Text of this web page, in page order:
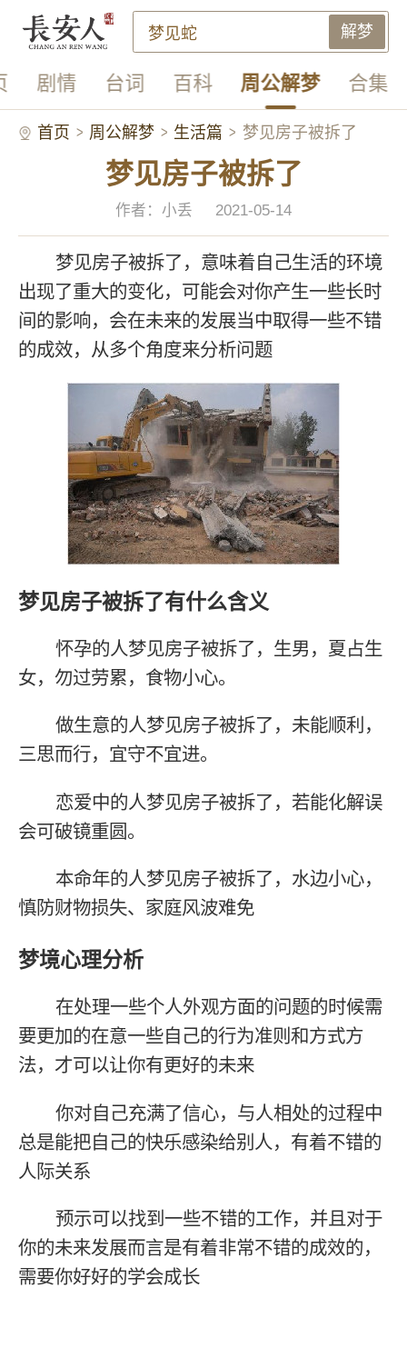
解梦
剧情 台词 百科 周公解梦 合集
首页 周公解梦 生活篇 梦见房子被拆了
梦见房子被拆了
作者：小丢 2021-05-14
梦见房子被拆了，意味着自己生活的环境
出现了重大的变化，可能会对你产生一些长时
间的影响，会在未来的发展当中取得一些不错
的成效，从多个角度来分析问题
梦见房子被拆了有什么含义
怀孕的人梦见房子被拆了，生男，夏占生
女，勿过劳累，食物小心。
做生意的人梦见房子被拆了，未能顺利，
三思而行，宜守不宜进。
恋爱中的人梦见房子被拆了，若能化解误
会可破镜重圆。
本命年的人梦见房子被拆了，水边小心，
慎防财物损失、家庭风波难免
梦境心理分析
在处理一些个人外观方面的问题的时候需
要更加的在意一些自己的行为准则和方式方
法，才可以让你有更好的未来
你对自己充满了信心，与人相处的过程中
总是能把自己的快乐感染给别人，有着不错的
人际关系
预示可以找到一些不错的工作，并且对于
你的未来发展而言是有着非常不错的成效的，
需要你好好的学会成长